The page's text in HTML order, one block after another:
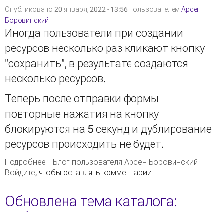
Опубликовано 20 января, 2022 - 13:56 пользователем Арсен
Боровинский
Иногда пользователи при создании
ресурсов несколько раз кликают кнопку
"сохранить", в результате создаются
несколько ресурсов.
Теперь после отправки формы
повторные нажатия на кнопку
блокируются на 5 секунд и дублирование
ресурсов происходить не будет.
Подробнее о Добавлена защита от повторных нажатий
на кнопку "сохранить"
Блог пользователя Арсен Боровинский
Войдите, чтобы оставлять комментарии
Обновлена тема каталога: